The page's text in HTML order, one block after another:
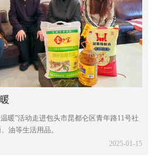
暖”活动走进包头市昆都仑区青年路11号社
油等生活用品。
2025-01-15